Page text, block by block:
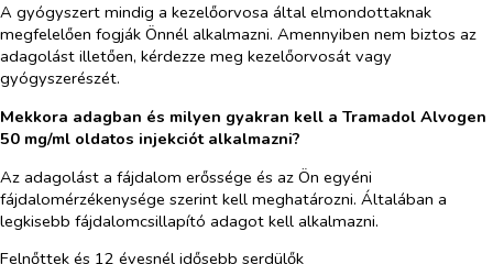
A gyógyszert mindig a kezelőorvosa által elmondottaknak
megfelelően fogják Önnél alkalmazni. Amennyiben nem biztos az
adagolást illetően, kérdezze meg kezelőorvosát vagy
gyógyszerészét.
Mekkora adagban és milyen gyakran kell a Tramadol Alvogen
50 mg/ml oldatos injekciót alkalmazni?
Az adagolást a fájdalom erőssége és az Ön egyéni
fájdalomérzékenysége szerint kell meghatározni. Általában a
legkisebb fájdalomcsillapító adagot kell alkalmazni.
Felnőttek és 12 évesnél idősebb serdülők